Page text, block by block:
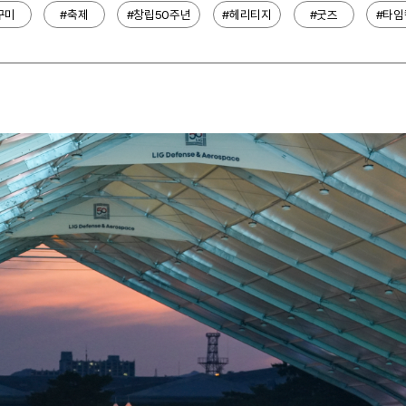
미 #축제 #창립50주년 #헤리티지 #굿즈 #타